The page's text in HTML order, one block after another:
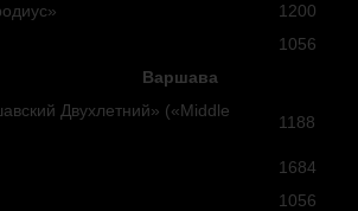
1200
1056
Двухлетний» («Middle
1188
1684
1056